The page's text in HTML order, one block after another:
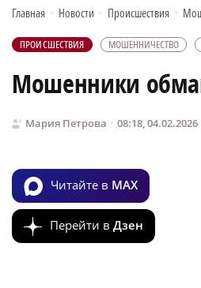
Главная • Новости • Происшествия •
ПРОИСШЕСТВИЯ МОШЕННИЧЕСТВО
Мошенники
Мария Петрова 08:18, 04.02.2026
Читайте в MAX
Перейти в Дзен